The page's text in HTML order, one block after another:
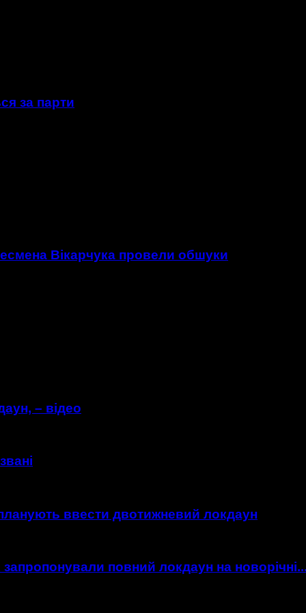
за парти
Вікарчука провели обшуки
– відео
ввести двотижневий локдаун
повний локдаун на